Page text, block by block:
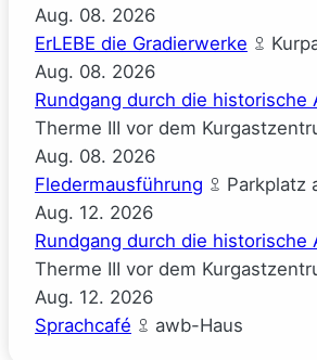
Aug. 08. 2026
ErLEBE die Gradierwerke
Aug. 08. 2026
Rundgang durch die historische
Therme III vor dem
Aug. 08. 2026
Fledermausführung
Parkplatz
Aug. 12. 2026
Rundgang durch die historische
Therme III vor dem
Aug. 12. 2026
Sprachcafé
awb-Haus